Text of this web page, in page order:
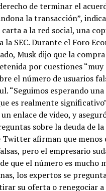
de terminar el
la transacción”,
carta a la red social, una
la SEC. Durante el Foro
Musk dijo que la
por cuestiones “muy
el número de usuarios
“Seguimos esperando
es realmente
enlace de video, y
sobre la deuda de la
Twitter afirman que menos
pero el empresario
que el número es mucho
los expertos se
su oferta o renegociar a